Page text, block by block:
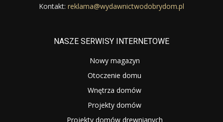
Kontakt: reklama@wydawnictwodobrydom.pl
NASZE SERWISY INTERNETOWE
Nowy magazyn
Otoczenie domu
Wnętrza domów
Projekty domów
Projekty domów drewnianych